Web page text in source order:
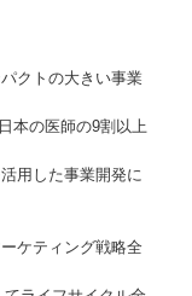
クトの大きい事業
本の医師の9割以上
用した事業開発に
ケティング戦略全